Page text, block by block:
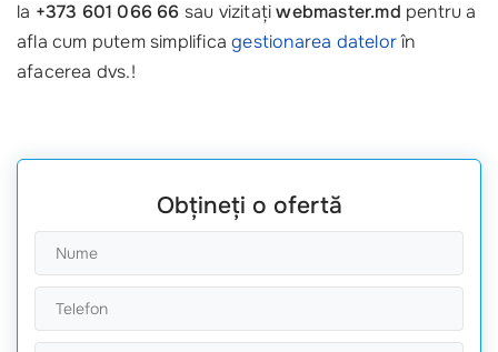
la +373 601 066 66 sau vizitațiwebmaster.md pentru a
afla cum putem simplificagestionarea datelorîn
afacerea dvs.!
Obțineți o ofertă